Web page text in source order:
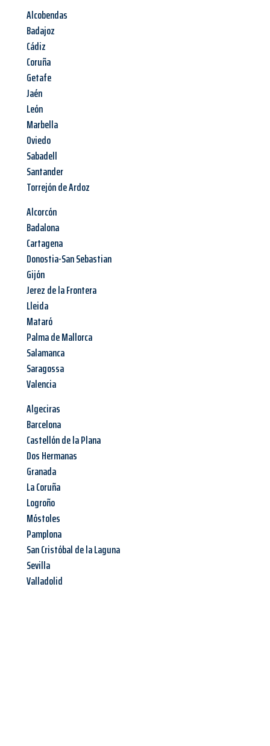
Alcobendas
Badajoz
Cádiz
Coruña
Getafe
Jaén
León
Marbella
Oviedo
Sabadell
Santander
Torrejón de Ardoz
Alcorcón
Badalona
Cartagena
Donostia-San Sebastian
Gijón
Jerez de la Frontera
Lleida
Mataró
Palma de Mallorca
Salamanca
Saragossa
Valencia
Algeciras
Barcelona
Castellón de la Plana
Dos Hermanas
Granada
La Coruña
Logroño
Móstoles
Pamplona
San Cristóbal de la Laguna
Sevilla
Valladolid